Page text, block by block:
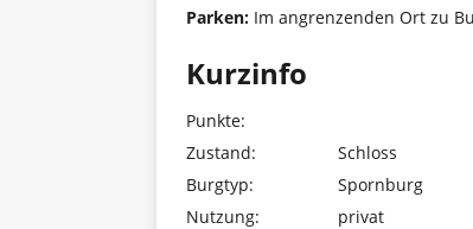
Parken: Im angrenzenden Ort zu
Kurzinfo
Punkte:
Zustand:
Schloss
Burgtyp:
Spornburg
Nutzung:
privat